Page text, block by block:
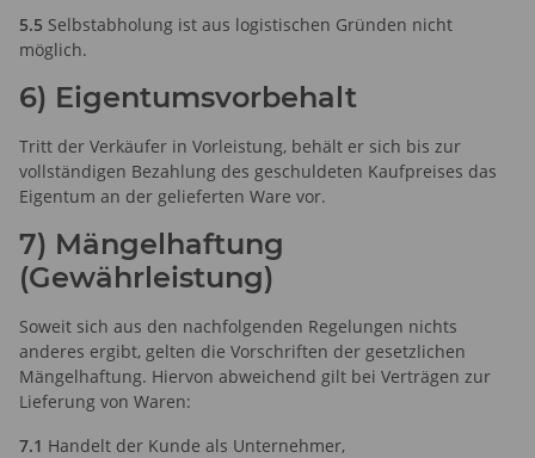
5.5 Selbstabholung ist aus logistischen Gründen nicht
möglich.
6) Eigentumsvorbehalt
Tritt der Verkäufer in Vorleistung, behält er sich bis zur
vollständigen Bezahlung des geschuldeten Kaufpreises das
Eigentum an der gelieferten Ware vor.
7) Mängelhaftung
(Gewährleistung)
Soweit sich aus den nachfolgenden Regelungen nichts
anderes ergibt, gelten die Vorschriften der gesetzlichen
Mängelhaftung. Hiervon abweichend gilt bei Verträgen zur
Lieferung von Waren:
7.1 Handelt der Kunde als Unternehmer,